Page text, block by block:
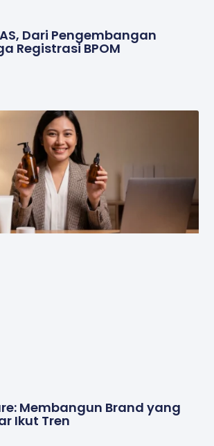
Dari Pengembangan
Registrasi BPOM
Membangun Brand yang
Ikut Tren